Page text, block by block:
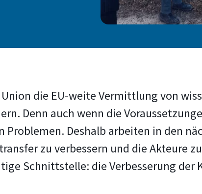
die EU-weite Vermittlung von
Denn auch wenn die
Deshalb arbeiten in den
zu verbessern und die Akteure
Schnittstelle: die Verbesserung